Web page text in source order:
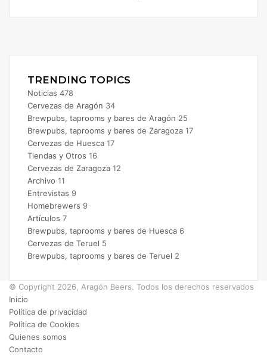
TRENDING TOPICS
Noticias 478
Cervezas de Aragón 34
Brewpubs, taprooms y bares de Aragón 25
Brewpubs, taprooms y bares de Zaragoza 17
Cervezas de Huesca 17
Tiendas y Otros 16
Cervezas de Zaragoza 12
Archivo 11
Entrevistas 9
Homebrewers 9
Artículos 7
Brewpubs, taprooms y bares de Huesca 6
Cervezas de Teruel 5
Brewpubs, taprooms y bares de Teruel 2
© Copyright 2026, Aragón Beers. Todos los derechos reservados
Inicio
Política de privacidad
Política de Cookies
Quienes somos
Contacto